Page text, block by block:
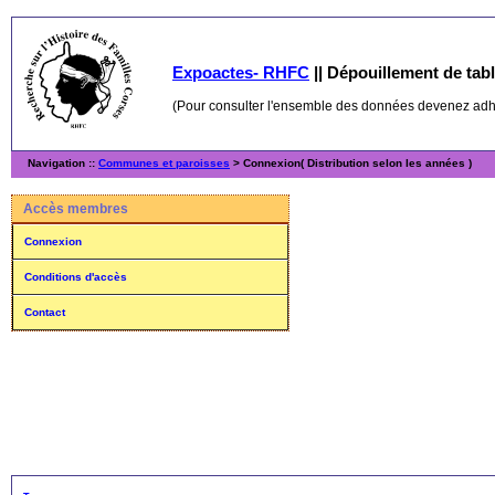
Expoactes- RHFC || Dépouillement de
(Pour consulter l'ensemble des données devenez
Navigation :: Communes et paroisses > Connexion( Distribution selon les années )
Accès membres
Connexion
Conditions d'accès
Contact